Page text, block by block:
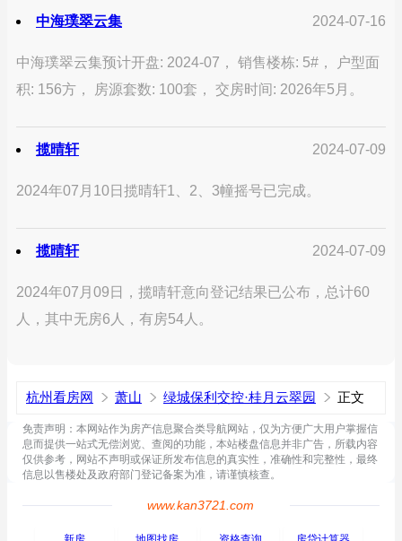
中海璞翠云集 2024-07-16
中海璞翠云集预计开盘: 2024-07， 销售楼栋: 5#， 户型面
积: 156方， 房源套数: 100套， 交房时间: 2026年5月。
揽晴轩 2024-07-09
2024年07月10日揽晴轩1、2、3幢摇号已完成。
揽晴轩 2024-07-09
2024年07月09日，揽晴轩意向登记结果已公布，总计60
人，其中无房6人，有房54人。
杭州看房网 萧山 绿城保利交控·桂月云翠园 正文
免责声明：本网站作为房产信息聚合类导航网站，仅为方便广大用户掌握信
息而提供一站式无偿浏览、查阅的功能，本站楼盘信息并非广告，所载内容
仅供参考，网站不声明或保证所发布信息的真实性，准确性和完整性，最终
信息以售楼处及政府部门登记备案为准，请谨慎核查。
www.kan3721.com